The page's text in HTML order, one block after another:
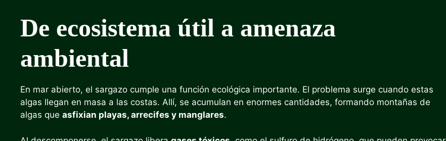
De ecosistema útil a amenaza
ambiental
En mar abierto, el sargazo cumple una función ecológica importante. El problema surge cuando estas
algas llegan en masa a las costas. Allí, se acumulan en enormes cantidades, formando montañas de
algas que asfixian playas, arrecifes y manglares.